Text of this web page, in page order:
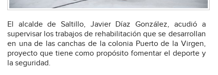
El alcalde de Saltillo, Javier Díaz González, acudió a
supervisar los trabajos de rehabilitación que se desarrollan
en una de las canchas de la colonia Puerto de la Virgen,
proyecto que tiene como propósito fomentar el deporte y
la seguridad.